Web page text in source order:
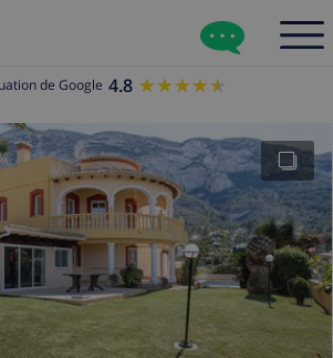
de Google 4.8 ★★★★★
★★★★★